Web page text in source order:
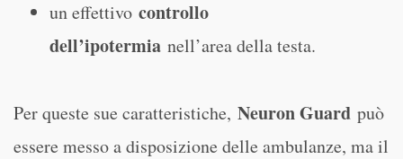
un effettivo controllo
dell’ipotermia nell’area della testa.
Per queste sue caratteristiche, Neuron Guard può
essere messo a disposizione delle ambulanze, ma il